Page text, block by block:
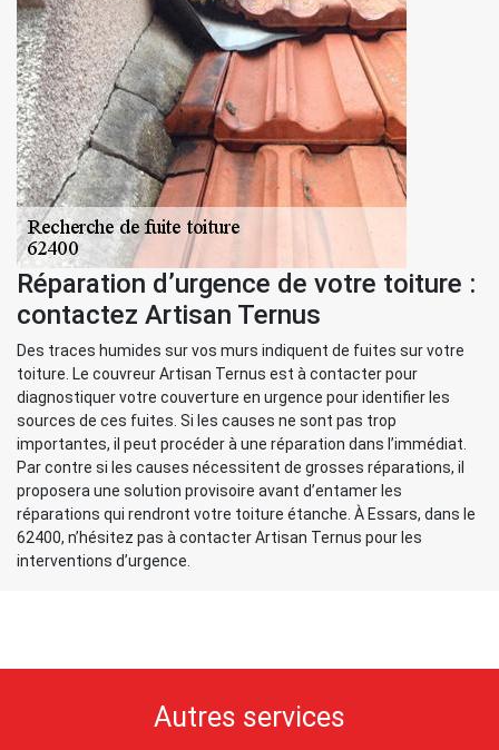
Réparation d’urgence de votre toiture :
contactez Artisan Ternus
Des traces humides sur vos murs indiquent de fuites sur votre
toiture. Le couvreur Artisan Ternus est à contacter pour
diagnostiquer votre couverture en urgence pour identifier les
sources de ces fuites. Si les causes ne sont pas trop
importantes, il peut procéder à une réparation dans l’immédiat.
Par contre si les causes nécessitent de grosses réparations, il
proposera une solution provisoire avant d’entamer les
réparations qui rendront votre toiture étanche. À Essars, dans le
62400, n’hésitez pas à contacter Artisan Ternus pour les
interventions d’urgence.
Autres services